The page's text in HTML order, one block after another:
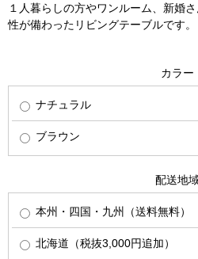
１人暮らしの方やワンルーム、新婚
性が備わったリビングテーブルです。
カラー
ナチュラル
ブラウン
配送地
本州・四国・九州（送料無料）
北海道（税抜3,000円追加）